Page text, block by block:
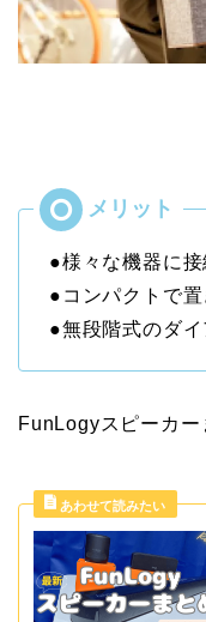
●様々な機器に接
●コンパクトで
●無段階式のダ
FunLogyスピーカ